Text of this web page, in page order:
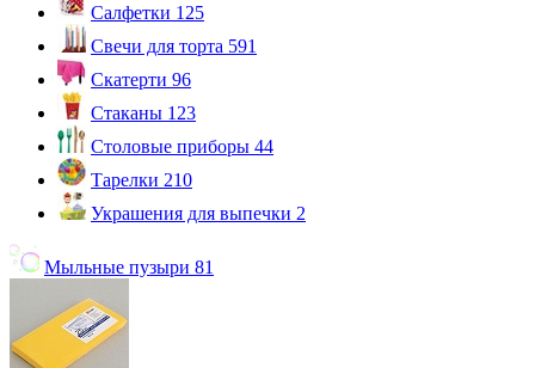
Салфетки 125
Свечи для торта 591
Скатерти 96
Стаканы 123
Столовые приборы 44
Тарелки 210
Украшения для выпечки 2
Мыльные пузыри 81